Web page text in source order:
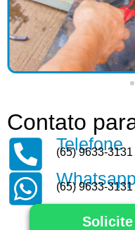
Contato
Telefone
(65) 9633-3131
Whatsapp
(65) 9633-3131